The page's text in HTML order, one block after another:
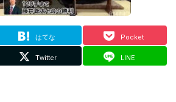
はてな Pocket
Twitter LINE